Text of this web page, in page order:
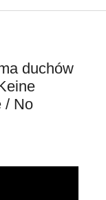
duchów
/ No